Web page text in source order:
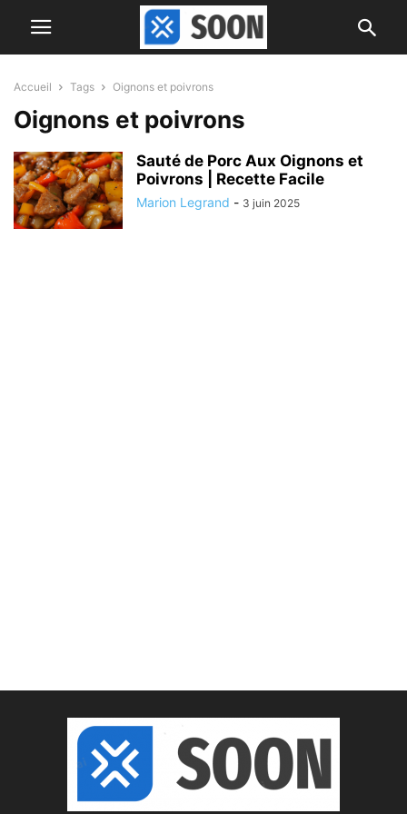
Accueil Tags Oignons et poivrons
Oignons et poivrons
Sauté de Porc Aux Oignons et
Poivrons | Recette Facile
Marion Legrand - 3 juin 2025